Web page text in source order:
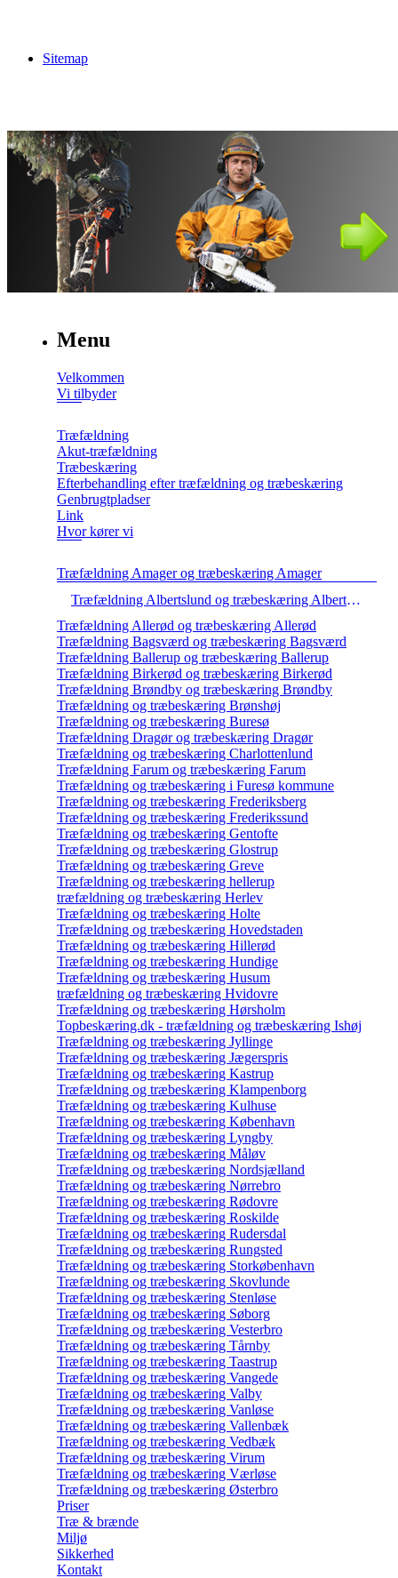
Sitemap
Menu
Velkommen
Vi tilbyder
Træfældning
Akut-træfældning
Træbeskæring
Efterbehandling efter træfældning og træbeskæring
Genbrugtpladser
Link
Hvor kører vi
Træfældning Amager og træbeskæring Amager
Træfældning Albertslund og træbeskæring Albertlund
Træfældning Allerød og træbeskæring Allerød
Træfældning Bagsværd og træbeskæring Bagsværd
Træfældning Ballerup og træbeskæring Ballerup
Træfældning Birkerød og træbeskæring Birkerød
Træfældning Brøndby og træbeskæring Brøndby
Træfældning og træbeskæring Brønshøj
Træfældning og træbeskæring Buresø
Træfældning Dragør og træbeskæring Dragør
Træfældning og træbeskæring Charlottenlund
Træfældning Farum og træbeskæring Farum
Træfældning og træbeskæring i Furesø kommune
Træfældning og træbeskæring Frederiksberg
Træfældning og træbeskæring Frederikssund
Træfældning og træbeskæring Gentofte
Træfældning og træbeskæring Glostrup
Træfældning og træbeskæring Greve
Træfældning og træbeskæring hellerup
træfældning og træbeskæring Herlev
Træfældning og træbeskæring Holte
Træfældning og træbeskæring Hovedstaden
Træfældning og træbeskæring Hillerød
Træfældning og træbeskæring Hundige
Træfældning og træbeskæring Husum
træfældning og træbeskæring Hvidovre
Træfældning og træbeskæring Hørsholm
Topbeskæring.dk - træfældning og træbeskæring Ishøj
Træfældning og træbeskæring Jyllinge
Træfældning og træbeskæring Jægerspris
Træfældning og træbeskæring Kastrup
Træfældning og træbeskæring Klampenborg
Træfældning og træbeskæring Kulhuse
Træfældning og træbeskæring København
Træfældning og træbeskæring Lyngby
Træfældning og træbeskæring Måløv
Træfældning og træbeskæring Nordsjælland
Træfældning og træbeskæring Nørrebro
Træfældning og træbeskæring Rødovre
Træfældning og træbeskæring Roskilde
Træfældning og træbeskæring Rudersdal
Træfældning og træbeskæring Rungsted
Træfældning og træbeskæring Storkøbenhavn
Træfældning og træbeskæring Skovlunde
Træfældning og træbeskæring Stenløse
Træfældning og træbeskæring Søborg
Træfældning og træbeskæring Vesterbro
Træfældning og træbeskæring Tårnby
Træfældning og træbeskæring Taastrup
Træfældning og træbeskæring Vangede
Træfældning og træbeskæring Valby
Træfældning og træbeskæring Vanløse
Træfældning og træbeskæring Vallenbæk
Træfældning og træbeskæring Vedbæk
Træfældning og træbeskæring Virum
Træfældning og træbeskæring Værløse
Træfældning og træbeskæring Østerbro
Priser
Træ & brænde
Miljø
Sikkerhed
Kontakt